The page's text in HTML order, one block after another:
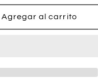
Agregar al carrito